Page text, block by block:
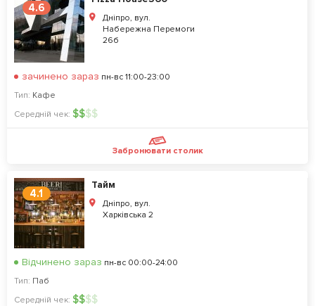
4.6
Дніпро, вул.
Набережна Перемоги
26б
зачинено зараз пн-вс 11:00-23:00
Тип: Кафе
Середній чек: $$$$
Забронювати столик
4.1
Тайм
Дніпро, вул.
Харківська 2
Відчинено зараз пн-вс 00:00-24:00
Тип: Паб
Середній чек: $$$$